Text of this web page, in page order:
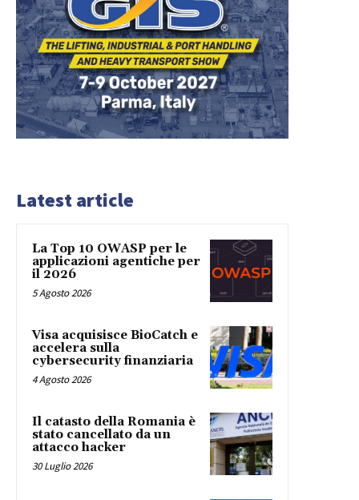
Latest article
La Top 10 OWASP per le
applicazioni agentiche per
il 2026
5 Agosto 2026
Visa acquisisce BioCatch e
accelera sulla
cybersecurity finanziaria
4 Agosto 2026
Il catasto della Romania è
stato cancellato da un
attacco hacker
30 Luglio 2026